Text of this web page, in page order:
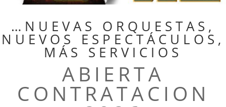
…NUEVAS ORQUESTAS,
NUEVOS ESPECTÁCULOS,
MÁS SERVICIOS
ABIERTA
CONTRATACION